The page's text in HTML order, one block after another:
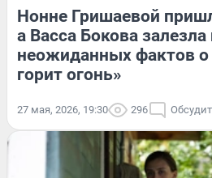
Нонне Гришаевой
а Васса Бокова
неожиданных фактов о
горит огонь»
27 мая, 2026, 19:30 296